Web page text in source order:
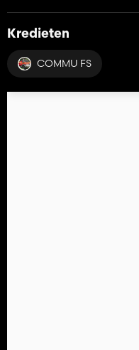
Kredieten
COMMU FS